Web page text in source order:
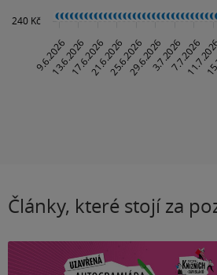
Články, které stojí za